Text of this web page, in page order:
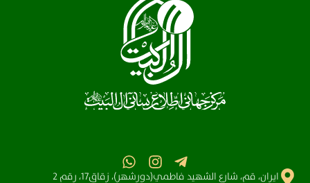
ايران، قم، شارع الشهيد فاطمي(دورشهر)، زقاق17، رقم 2